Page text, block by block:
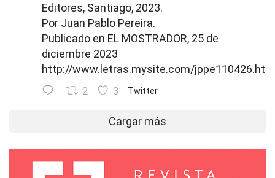
Editores, Santiago, 2023.
Por Juan Pablo Pereira.
Publicado en EL MOSTRADOR, 25 de
diciembre 2023
http://www.letras.mysite.com/
2 3 Twitter
Cargar más